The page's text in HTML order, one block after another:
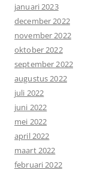
januari 2023
december 2022
november 2022
oktober 2022
september 2022
augustus 2022
juli 2022
juni 2022
mei 2022
april 2022
maart 2022
februari 2022